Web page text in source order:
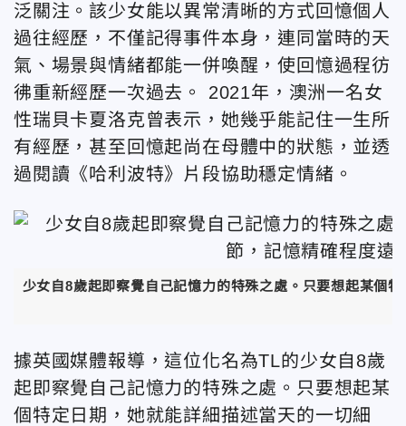
泛關注。該少女能以異常清晰的方式回憶個人
過往經歷，不僅記得事件本身，連同當時的天
氣、場景與情緒都能一併喚醒，使回憶過程彷
彿重新經歷一次過去。 2021年，澳洲一名女
性瑞貝卡夏洛克曾表示，她幾乎能記住一生所
有經歷，甚至回憶起尚在母體中的狀態，並透
過閱讀《哈利波特》片段協助穩定情緒。
少女自8歲起即察覺自己記憶力的特殊之處。只要想起某個
據英國媒體報導，這位化名為TL的少女自8歲
起即察覺自己記憶力的特殊之處。只要想起某
個特定日期，她就能詳細描述當天的一切細